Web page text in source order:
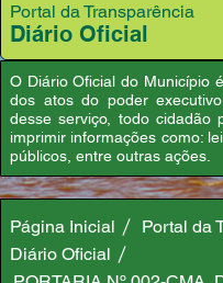
Portal da Transparência
Diário Oficial
O Diário Oficial do Município
dos atos do poder
desse serviço, todo cidadão
imprimir informações como:
públicos, entre outras ações.
Página Inicial
Portal da
Diário Oficial